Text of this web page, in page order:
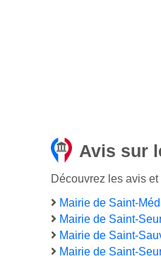
Avis sur
Découvrez les avis
Mairie de Saint-
Mairie de Saint-
Mairie de Saint-
Mairie de Saint-